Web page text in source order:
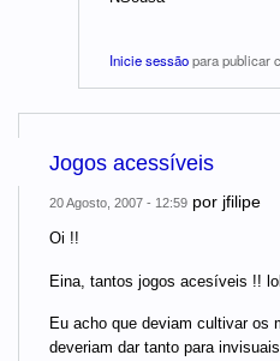
Inicie sessãopara publicar
Jogos acessíveis
20 Agosto, 2007 - 12:59 por jfilipe
Oi !!
Eina, tantos jogos acesíveis !! lol
Eu acho que deviam cultivar os
deveriam dar tanto para